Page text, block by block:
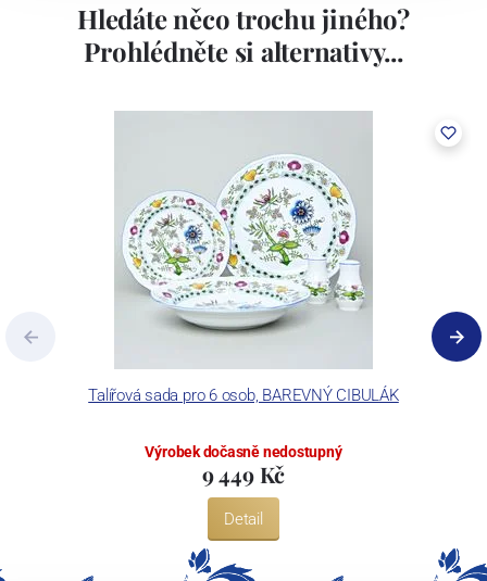
Hledáte něco trochu jiného?
Prohlédněte si alternativy...
Talířová sada pro 6 osob, BAREVNÝ CIBULÁK
Výrobek dočasně nedostupný
9 449 Kč
Detail